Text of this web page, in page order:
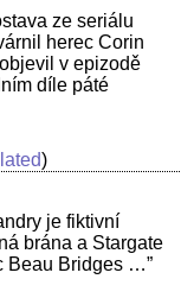
ze seriálu
herec Corin
v epizodě
díle páté
)
je fiktivní
brána a Stargate
Beau Bridges …”